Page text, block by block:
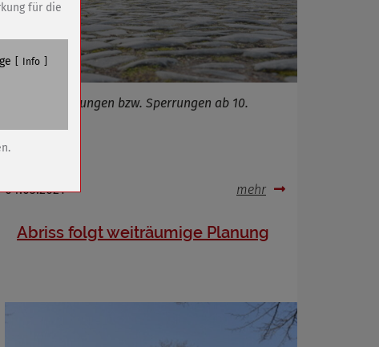
Einschränkungen bzw. Sperrungen ab 10.
04.03.2021 mehr
Abriss folgt weiträumige Planung
für die
Info